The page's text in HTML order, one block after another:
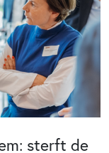
sterft de